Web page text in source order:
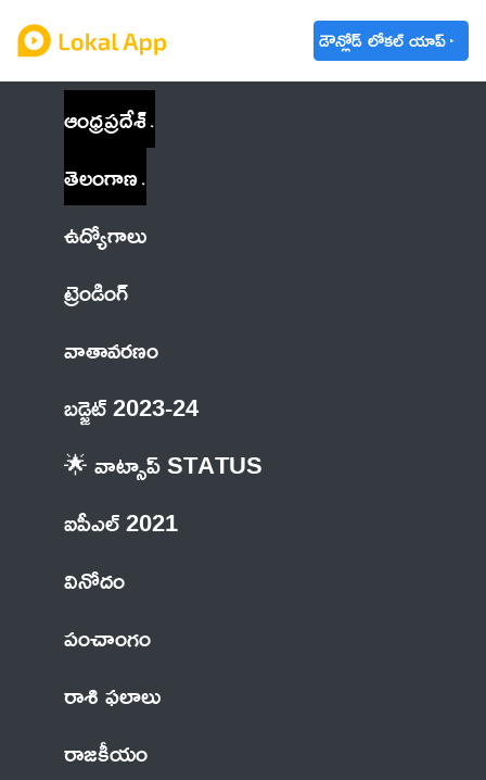
డౌన్లోడ్ లోకల్ యాప్
ఆంధ్రప్రదేశ్
తెలంగాణ
ఉద్యోగాలు
ట్రెండింగ్
వాతావరణం
బడ్జెట్ 2023-24
🌟 వాట్సాప్ STATUS
ఐపీఎల్ 2021
వినోదం
పంచాంగం
రాశి ఫలాలు
రాజకీయం